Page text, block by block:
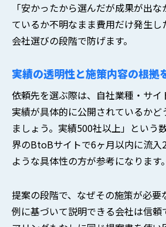
「安かったから選んだが成果が出
ているか不明なまま費用だけ発生し
会社選びの段階で防げます。
実績の透明性と施策内容の根拠
依頼先を選ぶ際は、自社業種・サイ
実績が具体的に公開されているかど
ましょう。実績500社以上」という
界のBtoBサイトで6ヶ月以内に流入
ような具体性の方が参考になります。
提案の段階で、なぜその施策が必要
例に基づいて説明できる会社は信頼